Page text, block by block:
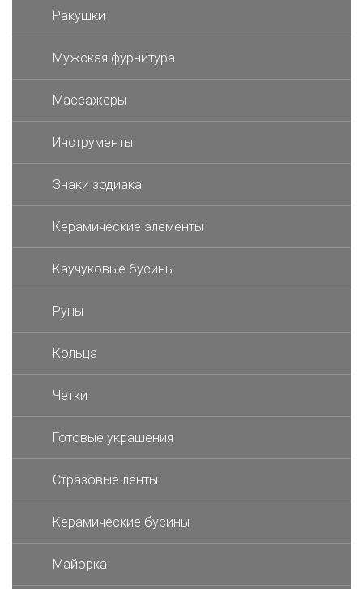
Ракушки
Мужская фурнитура
Массажеры
Инструменты
Знаки зодиака
Керамические элементы
Каучуковые бусины
Руны
Кольца
Четки
Готовые украшения
Стразовые ленты
Керамические бусины
Майорка